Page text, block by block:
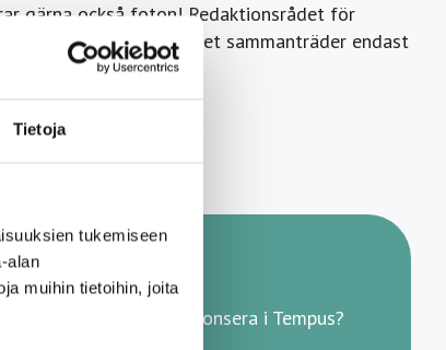
Tietoja
tukemiseen
alan
muihin tietoihin, joita
gärna också foton! Redaktionsrådet för
redaktionsrådet sammanträder endast
annonsör!
du intresserad av att annonsera i Tempus?